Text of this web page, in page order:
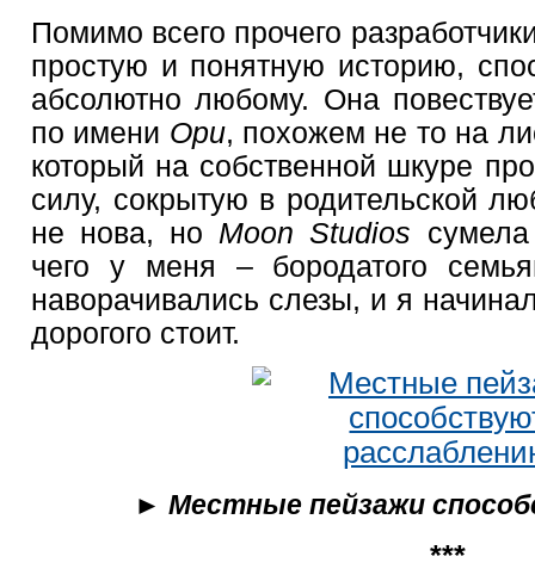
Помимо всего прочего
простую и понятную историю,
абсолютно любому. Она
по имени Ори, похожем не то на
который на собственной шкуре
силу, сокрытую в родительской
не нова, но Moon Studios
чего у меня – бородатого
наворачивались слезы, и я
дорогого стоит.
► Местные пейзажи
***